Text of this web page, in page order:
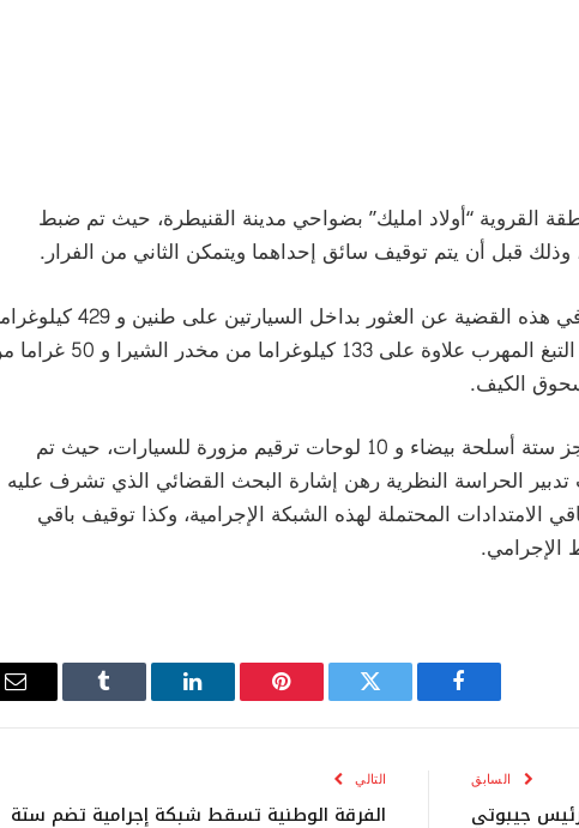
القروية “أولاد امليك” بضواحي مدينة القنيطرة، حيث تم ضبط
وذلك قبل أن يتم توقيف سائق إحداهما ويتمكن الثاني من الفرار.
وقد أسفرت عملية التفتيش المنجزة في هذه القضية عن العثور بداخل السيارتين على طنين و
من مخدر الكيف و 522 كيلوغراما من التبغ المهرب علاوة على 133 كيلوغراما من
الكيف.
كما قادت عملية التفتيش أيضا إلى حجز ستة أسلحة بيضاء و 10 لوحات ترقيم مزورة للسيارات، حيث تم
الحراسة النظرية رهن إشارة البحث القضائي الذي تشرف عليه
الامتدادات المحتملة لهذه الشبكة الإجرامية، وكذا توقيف باقي
الإجرامي.
فيسبوك تويتر بينتيريستلينكدإن Tumblr
السابق
جيبوتي
التالي
الفرقة الوطنية تسقط شبكة إجرامية تضم ستة